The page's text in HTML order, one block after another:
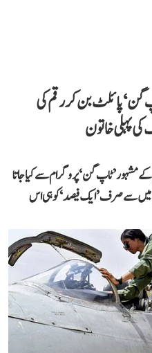
گن‘ پائلٹ بن کر رقم کی
کی پہلی خاتون
کے مشہور ’ٹاپ گن‘ پروگرام سے کیا جاتا
میں سے صرف ’ایک فیصد‘ کو ہی اس